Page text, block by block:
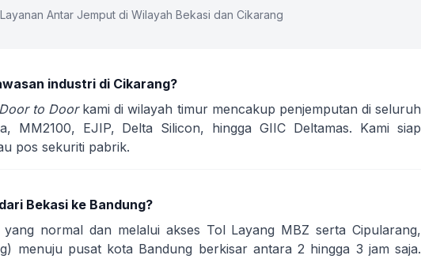
Antar Jemput di Wilayah Bekasi dan Cikarang
industri di Cikarang?
Door to Doorkami di wilayah timur mencakup penjemputan di seluruh
MM2100, EJIP, Delta Silicon, hingga GIIC Deltamas. Kami siap
pos sekuriti pabrik.
Bekasi ke Bandung?
normal dan melalui akses Tol Layang MBZ serta Cipularang,
menuju pusat kota Bandung berkisar antara 2 hingga 3 jam saja.